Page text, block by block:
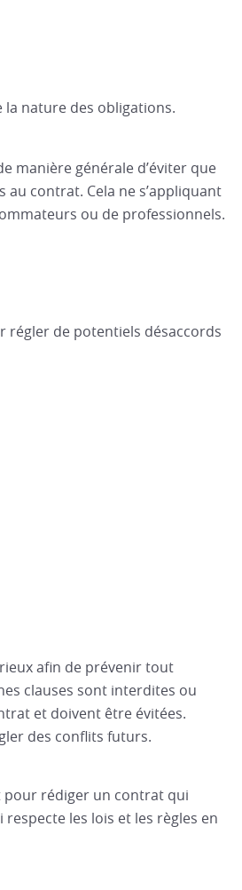
la nature des obligations.
manière générale d’éviter que
contrat. Cela ne s’appliquant
ou de professionnels.
régler de potentiels désaccords
afin de prévenir tout
clauses sont interdites ou
et doivent être évitées.
des conflits futurs.
pour rédiger un contrat qui
les lois et les règles en